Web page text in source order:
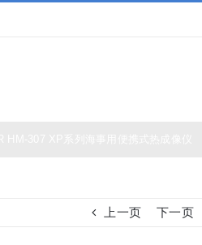
上一页 下一页